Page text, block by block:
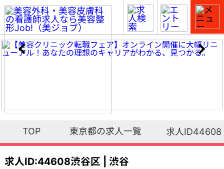
TOP 東京都の求人一覧 求人ID44608
求人ID:44608渋谷区 | 渋谷